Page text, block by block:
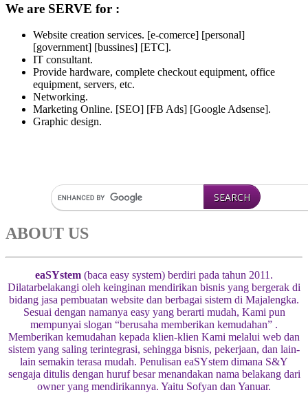
We are SERVE for :
Website creation services. [e-comerce] [personal]
[government] [bussines] [ETC].
IT consultant.
Provide hardware, complete checkout equipment, office
equipment, servers, etc.
Networking.
Marketing Online. [SEO] [FB Ads] [Google Adsense].
Graphic design.
ABOUT US
eaSYstem (baca easy system) berdiri pada tahun 2011.
Dilatarbelakangi oleh keinginan mendirikan bisnis yang bergerak di
bidang jasa pembuatan website dan berbagai sistem di Majalengka.
Sesuai dengan namanya easy yang berarti mudah, Kami pun
mempunyai slogan “berusaha memberikan kemudahan” .
Memberikan kemudahan kepada klien-klien Kami melalui web dan
sistem yang saling terintegrasi, sehingga bisnis, pekerjaan, dan lain-
lain semakin terasa mudah. Penulisan eaSYstem dimana S&Y
sengaja ditulis dengan huruf besar menandakan nama belakang dari
owner yang mendirikannya. Yaitu Sofyan dan Yanuar.